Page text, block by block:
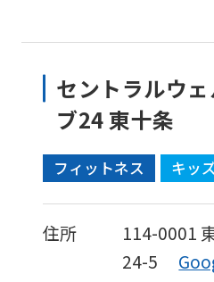
セントラルウ
ブ24 東十条
フィットネス キッ
住所 114-0001
24-5